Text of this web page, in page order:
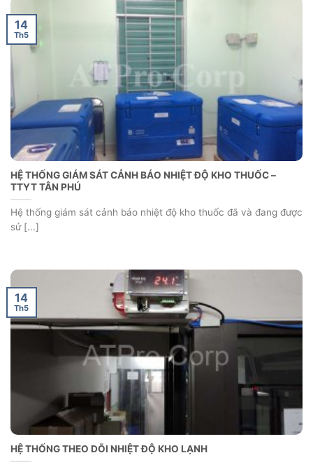
HỆ THỐNG GIÁM SÁT CẢNH BÁO NHIỆT ĐỘ KHO THUỐC –
TTYT TÂN PHÚ
Hệ thống giám sát cảnh báo nhiệt độ kho thuốc đã và đang được
sử [...]
14
Th5
HỆ THỐNG THEO DÕI NHIỆT ĐỘ KHO LẠNH
14
Th5